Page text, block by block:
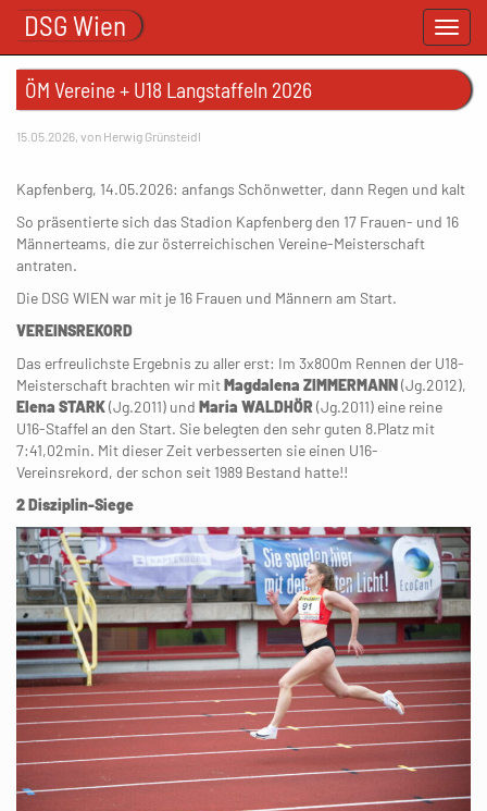
Toggle
DSG Wien
ÖM Vereine + U18 Langstaffeln 2026
15.05.2026, von Herwig Grünsteidl
Kapfenberg, 14.05.2026: anfangs Schönwetter, dann Regen und kalt
So präsentierte sich das Stadion Kapfenberg den 17 Frauen- und 16
Männerteams, die zur österreichischen Vereine-Meisterschaft
antraten.
Die DSG WIEN war mit je 16 Frauen und Männern am Start.
VEREINSREKORD
Das erfreulichste Ergebnis zu aller erst: Im 3x800m Rennen der U18-
Meisterschaft brachten wir mitMagdalena ZIMMERMANN(Jg.2012),
Elena STARK(Jg.2011) und Maria WALDHÖR(Jg.2011) eine reine
U16-Staffel an den Start. Sie belegten den sehr guten 8.Platz mit
7:41,02min. Mit dieser Zeit verbesserten sie einen U16-
Vereinsrekord, der schon seit 1989 Bestand hatte!!
2 Disziplin-Siege